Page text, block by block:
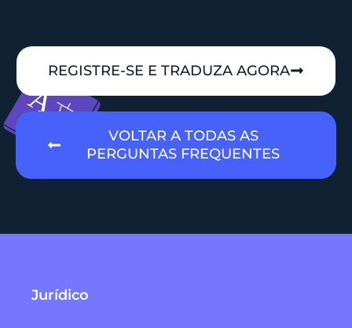
REGISTRE-SE E TRADUZA AGORA
VOLTAR A TODAS AS
PERGUNTAS FREQUENTES
Jurídico